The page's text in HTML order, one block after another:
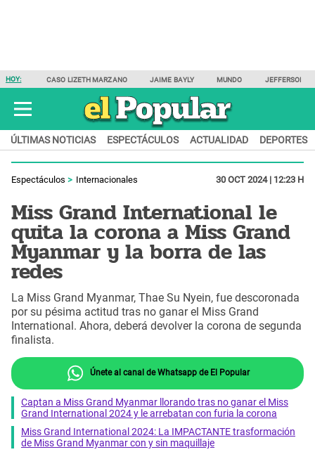
HOY: CASO LIZETH MARZANO JAIME BAYLY MUNDO JEFFERSON
ÚLTIMAS NOTICIAS ESPECTÁCULOS ACTUALIDAD DEPORTES
Espectáculos Internacionales 30 OCT 2024 | 12:23 H
Miss Grand International le
quita la corona a Miss Grand
Myanmar y la borra de las
redes
La Miss Grand Myanmar, Thae Su Nyein, fue descoronada
por su pésima actitud tras no ganar el Miss Grand
International. Ahora, deberá devolver la corona de segunda
finalista.
Únete al canal de Whatsapp de El Popular
Captan a Miss Grand Myanmar llorando tras no ganar el Miss
Grand International 2024 y le arrebatan con furia la corona
Miss Grand International 2024: La IMPACTANTE trasformación
de Miss Grand Myanmar con y sin maquillaje